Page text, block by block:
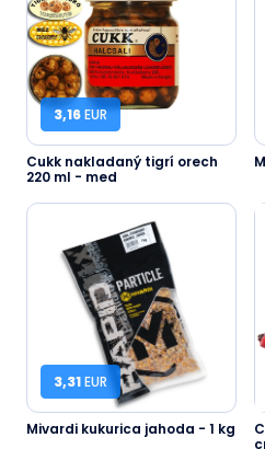
3,16EUR
Cukk nakladaný tigrí orech
220 ml - med
3,31EUR
Mivardi kukurica jahoda - 1 kg